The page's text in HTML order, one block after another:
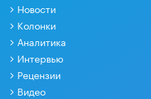
Новости
Колонки
Аналитика
Интервью
Рецензии
Видео